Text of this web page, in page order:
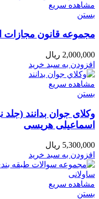
مشاهده سریع
بستن
مجموعه قانون مجازات
2,000,000 ریال
افزودن به سبد خرید
مشاهده سریع
بستن
وکلای جوان بدانند
اسماعیلی هریسی
5,300,000 ریال
افزودن به سبد خرید
مشاهده سریع
بستن